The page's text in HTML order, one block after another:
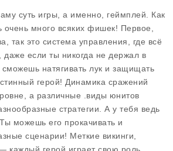
суть игры, а именно, геймплей. Как
очень много всяких фишек! Первое,
так это система управления, где всё
даже если ты никогда не держал в
натягивать лук и защищать
герой! Динамика сражений
а различные .виды юнитов
стратегии. А у тебя ведь
можешь его прокачивать и
сценарии! Меткие викинги